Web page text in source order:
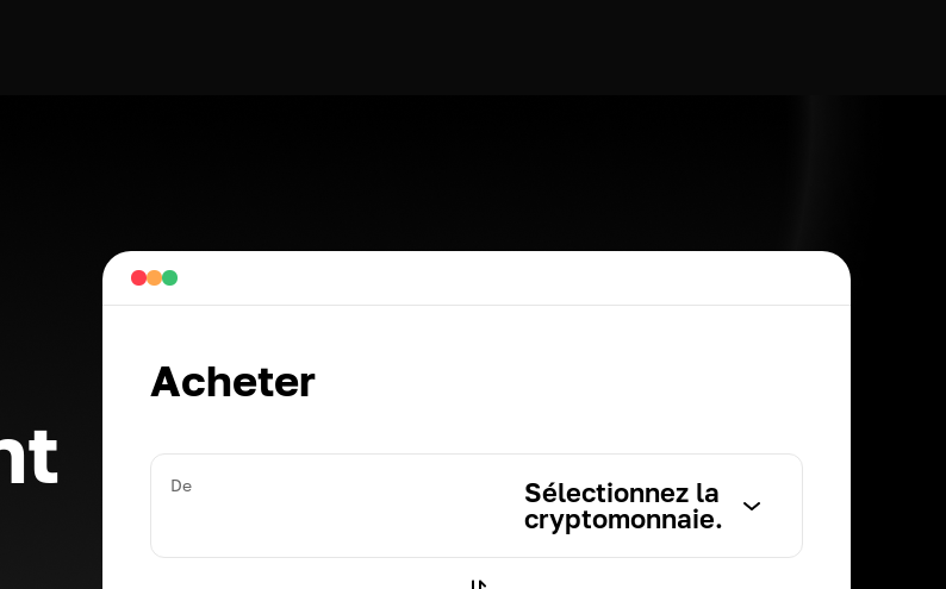
Acheter
De
Sélectionnez la
cryptomonnaie.